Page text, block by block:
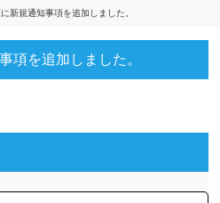
新規通知事項を追加しました。
項を追加しました。